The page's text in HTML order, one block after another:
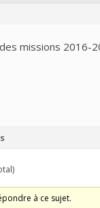
missions 2016-
à ce sujet.